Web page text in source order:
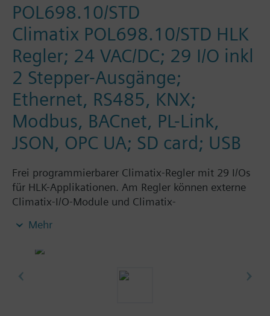
POL698.10/STD
Climatix POL698.10/STD HLK
Regler; 24 VAC/DC; 29 I/O inkl
2 Stepper-Ausgänge;
Ethernet, RS485, KNX;
Modbus, BACnet, PL-Link,
JSON, OPC UA; SD card; USB
Frei programmierbarer Climatix-Regler mit 29 I/Os
für HLK-Applikationen. Am Regler können externe
Climatix-I/O-Module und Climatix-
mix: 3 UI, 8 UIO, 6 DI, 10 DO, 2 SM. Schnittstellen:
BACnet); Steckersatz muss separat bestellt werden.
Mehr